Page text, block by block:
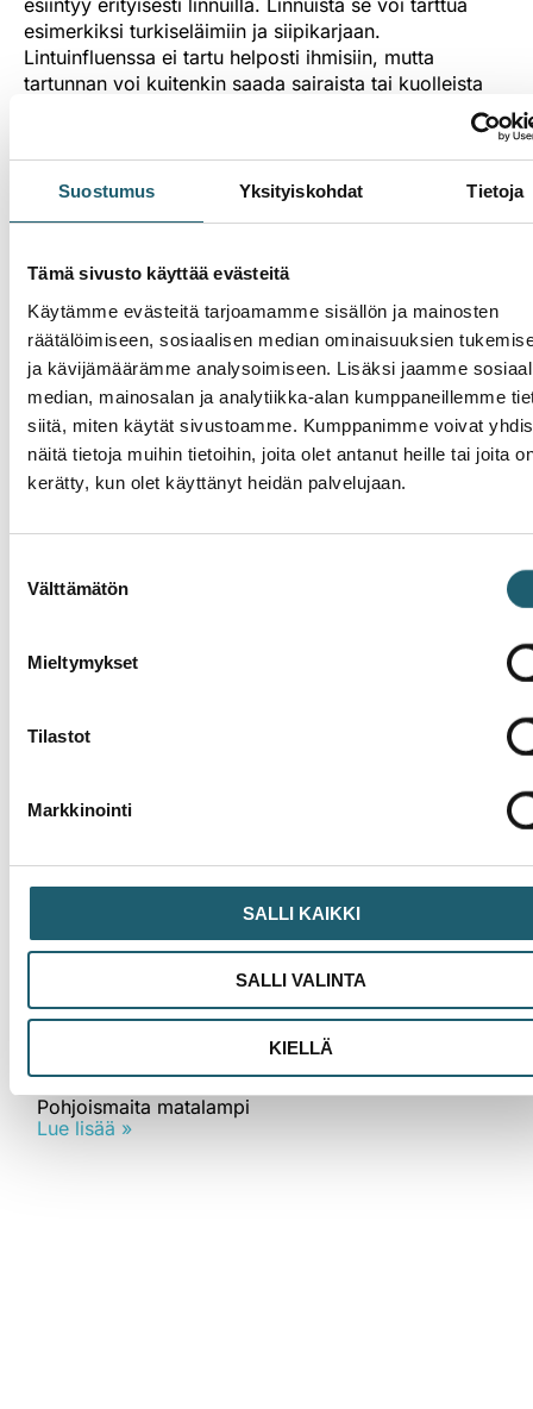
Suostumus Yksityiskohdat Tietoja
Tämä sivusto käyttää evästeitä
Käytämme evästeitä tarjoamamme sisällön ja mainosten
räätälöimiseen, sosiaalisen median ominaisuuksien
ja kävijämäärämme analysoimiseen. Lisäksi jaamme
median, mainosalan ja analytiikka-alan kumppaneillemme
siitä, miten käytät sivustoamme. Kumppanimme voivat
näitä tietoja muihin tietoihin, joita olet antanut heille tai joita
kerätty, kun olet käyttänyt heidän palvelujaan.
valinta
Välttämätön
Mieltymykset
Tilastot
Markkinointi
SALLI KAIKKI
SALLI VALINTA
KIELLÄ
esiintyy erityisesti linnuilla. Linnuista se voi tarttua
esimerkiksi turkiseläimiin ja siipikarjaan.
Lintuinfluenssa ei tartu helposti ihmisiin, mutta
tartunnan voi kuitenkin saada sairaista tai kuolleista
ihmiselle oireettoman tai lievän hengitystieinfektion,
mutta myös vakavan taudin. Ihmisillä
lintuinfluenssatartuntoja ei ole Suomessa todettu
Tartuntoja voi ehkäistä välttämällä koskemista
kuolleisiin ja sairaisiin lintuihin tai muihin villieläimiin
sekä niiden eritteillä tahriintuneisiin
pintoihin. Siipikarja- ja turkistiloilla
lintuinfluenssatartuntoja pyritään ehkäisemään
erilaisilla suojaus- ja hygieniatoimilla, kuten estämällä
villilintujen pääsy kosketuksiin turkiseläinten
kanssa. Näiden toimien lisäksi rokote antaa ihmisille
tarpeellista lisäsuojaa.
alkamassa
HPV-rokotuskattavuus on Suomessa muita
Pohjoismaita matalampi
Lue lisää »